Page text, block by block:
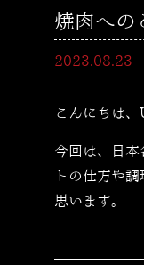
焼肉へ
2023.08.23
こんにちは
今回は、日
トの仕方や
思います。